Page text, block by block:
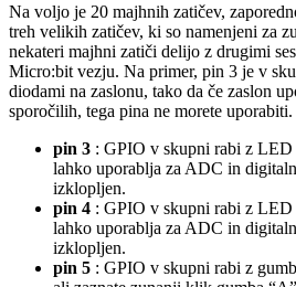
Na voljo je 20 majhnih zatičev,
treh velikih zatičev, ki so namenjeni za
nekateri majhni zatiči delijo z drugimi
Micro:bit vezju. Na primer, pin 3 je v
diodami na zaslonu, tako da če zaslon
sporočilih, tega pina ne morete uporabiti.
pin 3 : GPIO v skupni rabi z
lahko uporablja za ADC in
izklopljen.
pin 4 : GPIO v skupni rabi z
lahko uporablja za ADC in
izklopljen.
pin 5 : GPIO v skupni rabi z